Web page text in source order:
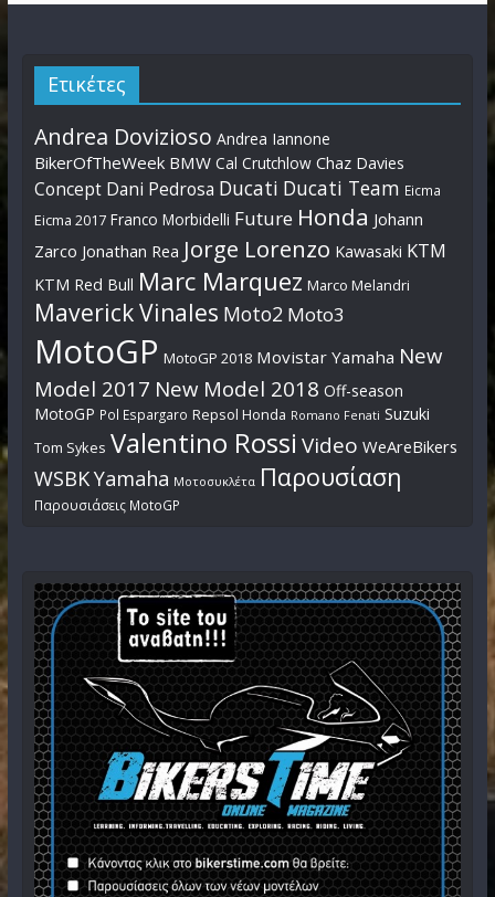
Ετικέτες
Andrea Dovizioso Andrea Iannone
BikerOfTheWeek BMW Cal Crutchlow Chaz Davies
Concept Dani Pedrosa Ducati Ducati Team Eicma
Eicma 2017 Franco Morbidelli Future Honda Johann
Zarco Jonathan Rea Jorge Lorenzo Kawasaki KTM
KTM Red Bull Marc Marquez Marco Melandri
Maverick Vinales Moto2 Moto3
MotoGP MotoGP 2018 Movistar Yamaha New
Model 2017 New Model 2018 Off-season
MotoGP Pol Espargaro Repsol Honda Romano Fenati Suzuki
Tom Sykes Valentino Rossi Video WeAreBikers
WSBKYamaha Μοτοσυκλέτα Παρουσίαση
Παρουσιάσεις MotoGP